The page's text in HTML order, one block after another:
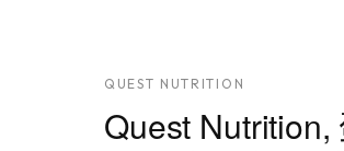
QUEST NUTRITION
Quest Nutrition,